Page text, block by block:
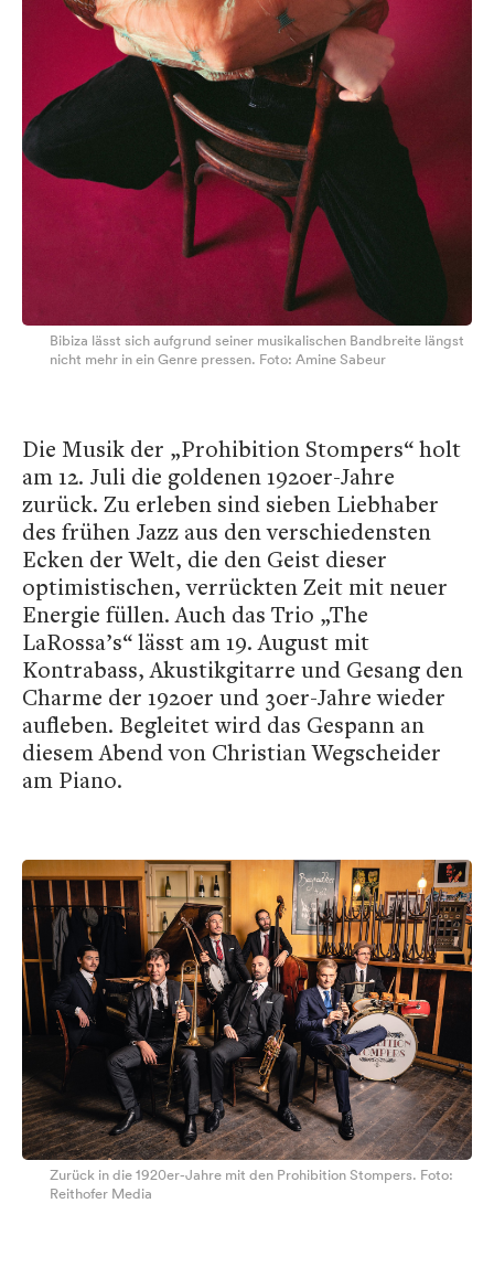
Bibiza lässt sich aufgrund seiner musikalischen Bandbreite längst
nicht mehr in ein Genre pressen. Foto: Amine Sabeur
Die Musik der „Prohibition Stompers“ holt
am 12. Juli die goldenen 1920er-Jahre
zurück. Zu erleben sind sieben Liebhaber
des frühen Jazz aus den verschiedensten
Ecken der Welt, die den Geist dieser
optimistischen, verrückten Zeit mit neuer
Energie füllen. Auch das Trio „The
LaRossa’s“ lässt am 19. August mit
Kontrabass, Akustikgitarre und Gesang den
Charme der 1920er und 30er-Jahre wieder
aufleben. Begleitet wird das Gespann an
diesem Abend von Christian Wegscheider
am Piano.
Zurück in die 1920er-Jahre mit den Prohibition Stompers. Foto:
Reithofer Media